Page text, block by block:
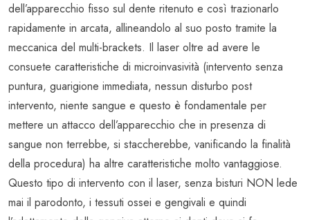
dell’apparecchio fisso sul dente ritenuto e così trazionarlo
rapidamente in arcata, allineandolo al suo posto tramite la
meccanica del multi-brackets. Il laser oltre ad avere le
consuete caratteristiche di microinvasività (intervento senza
puntura, guarigione immediata, nessun disturbo post
intervento, niente sangue e questo è fondamentale per
mettere un attacco dell’apparecchio che in presenza di
sangue non terrebbe, si staccherebbe, vanificando la finalità
della procedura) ha altre caratteristiche molto vantaggiose.
Questo tipo di intervento con il laser, senza bisturi NON lede
mai il parodonto, i tessuti ossei e gengivali e quindi